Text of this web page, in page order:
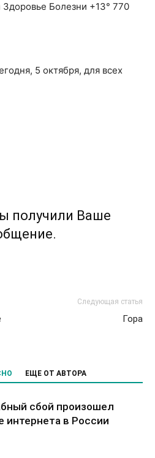
Болезни +13° 770
5 октября, для всех
получили Ваше
Следующая статья
Гора
ЕЩЕ ОТ АВТОРА
сбой произошел
интернета в России